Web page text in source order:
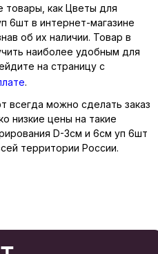
товары, как Цветы для
6шт в интернет-магазине
об их наличии. Товар в
наиболее удобным для
на страницу с
.
всегда можно сделать заказ
низкие цены на такие
D-3см и 6см уп 6шт
территории России.